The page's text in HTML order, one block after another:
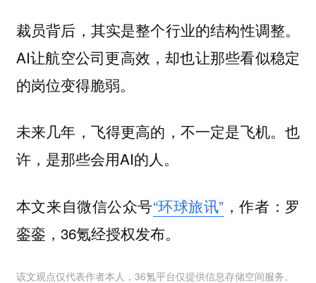
裁员背后，其实是整个行业的结构性调整。
AI让航空公司更高效，却也让那些看似稳定
的岗位变得脆弱。
未来几年，飞得更高的，不一定是飞机。也
许，是那些会用AI的人。
本文来自微信公众号“环球旅讯” ，作者：罗
銮銮，36氪经授权发布。
该文观点仅代表作者本人，36氪平台仅提供信息存储空间服务。